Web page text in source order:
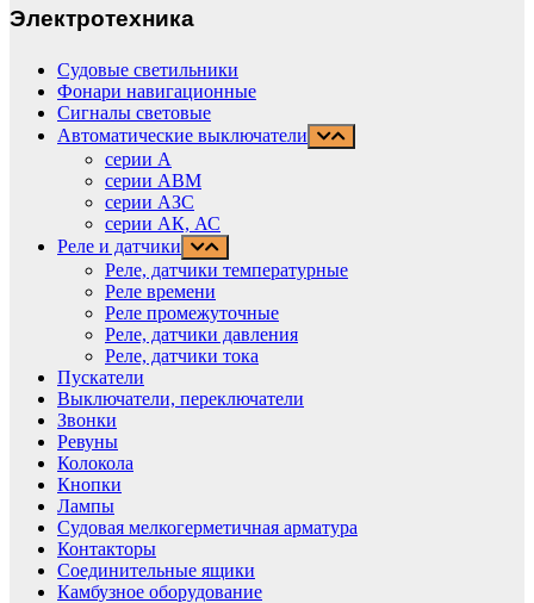
Электротехника
Судовые светильники
Фонари навигационные
Сигналы световые
Автоматические выключатели
серии А
серии АВМ
cерии АЗС
серии АК, АС
Реле и датчики
Реле, датчики температурные
Реле времени
Реле промежуточные
Реле, датчики давления
Реле, датчики тока
Пускатели
Выключатели, переключатели
Звонки
Ревуны
Колокола
Кнопки
Лампы
Судовая мелкогерметичная арматура
Контакторы
Соединительные ящики
Камбузное оборудование